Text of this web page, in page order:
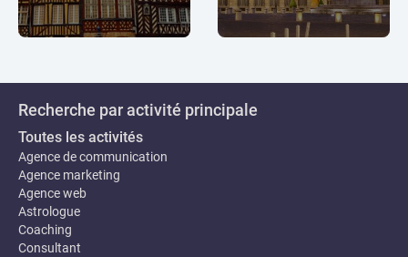
Recherche par activité principale
Toutes les activités
Agence de communication
Agence marketing
Agence web
Astrologue
Coaching
Consultant